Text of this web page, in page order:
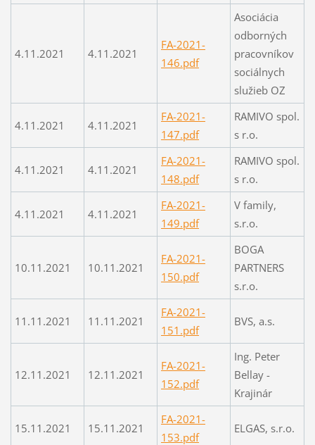
4.11.2021 4.11.2021
FA-2021-
146.pdf
Asociácia
odborných
pracovníkov
sociálnych
služieb OZ
4.11.2021 4.11.2021
FA-2021-
147.pdf
RAMIVO spol.
s r.o.
4.11.2021 4.11.2021
FA-2021-
148.pdf
RAMIVO spol.
s r.o.
4.11.2021 4.11.2021
FA-2021-
149.pdf
V family,
s.r.o.
10.11.2021 10.11.2021
FA-2021-
150.pdf
BOGA
PARTNERS
s.r.o.
11.11.2021 11.11.2021
FA-2021-
151.pdf
BVS, a.s.
12.11.2021 12.11.2021
FA-2021-
152.pdf
Ing. Peter
Bellay -
Krajinár
15.11.2021 15.11.2021
FA-2021-
153.pdf
ELGAS, s.r.o.